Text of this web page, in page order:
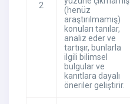
2
(henüz
araştırılmamış)
konuları tanılar,
analiz eder ve
tartışır, bunlarla
ilgili bilimsel
bulgular ve
kanıtlara dayalı
öneriler geliştirir.